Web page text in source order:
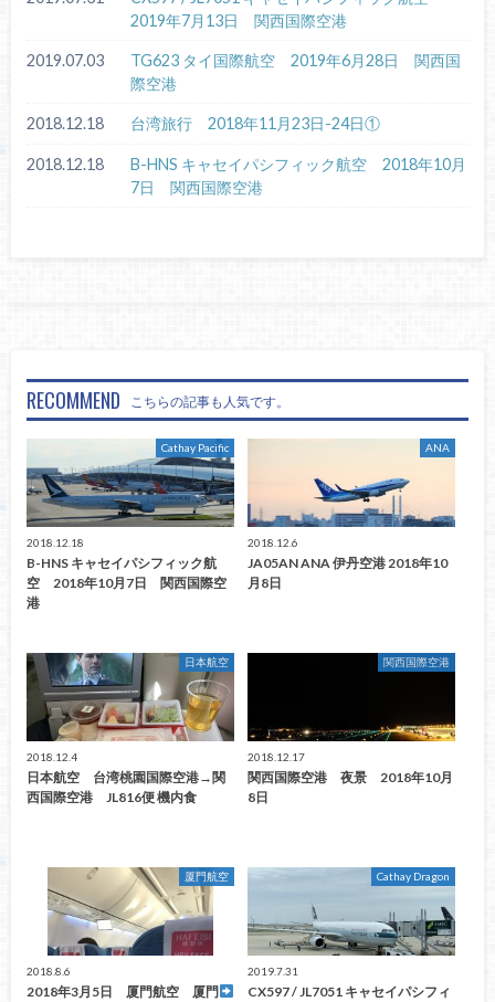
2019年7月13日 関西国際空港
2019.07.03
TG623 タイ国際航空 2019年6月28日 関西国
際空港
2018.12.18 台湾旅行 2018年11月23日-24日①
2018.12.18
B-HNS キャセイパシフィック航空 2018年10月
7日 関西国際空港
RECOMMEND こちらの記事も人気です。
Cathay Pacific
2018.12.18
B-HNS キャセイパシフィック航
空 2018年10月7日 関西国際空
港
ANA
2018.12.6
JA05AN ANA 伊丹空港 2018年10
月8日
日本航空
2018.12.4
日本航空 台湾桃園国際空港→関
西国際空港 JL816便 機内食
関西国際空港
2018.12.17
関西国際空港 夜景 2018年10月
8日
厦門航空
2018.8.6
2018年3月5日 厦門航空 厦門
Cathay Dragon
2019.7.31
CX597 / JL7051 キャセイパシフィ